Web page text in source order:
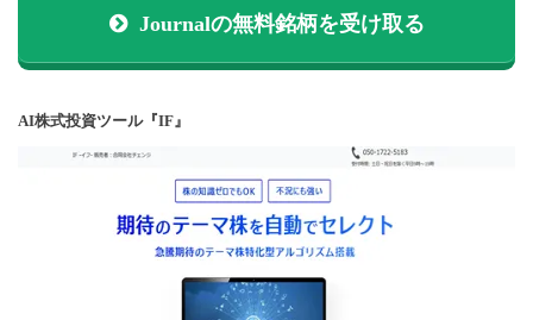
Journalの無料銘柄を受け取る
AI株式投資ツール『IF』